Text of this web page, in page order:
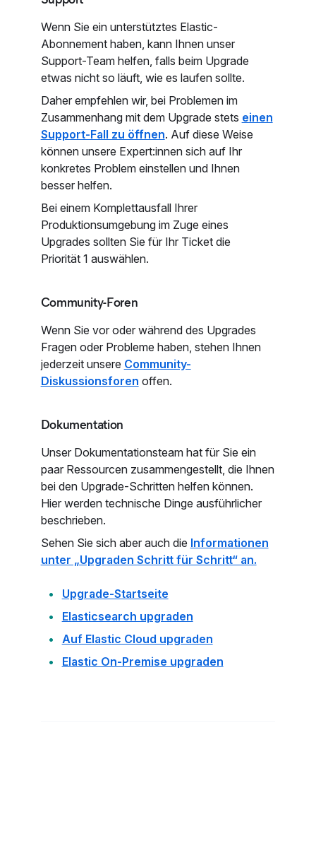
Wenn Sie ein unterstütztes Elastic-
Abonnement haben, kann Ihnen unser
Support-Team helfen, falls beim Upgrade
etwas nicht so läuft, wie es laufen sollte.
Daher empfehlen wir, bei Problemen im
Zusammenhang mit dem Upgrade stets einen
Support-Fall zu öffnen. Auf diese Weise
können unsere Expert:innen sich auf Ihr
konkretes Problem einstellen und Ihnen
besser helfen.
Bei einem Komplettausfall Ihrer
Produktionsumgebung im Zuge eines
Upgrades sollten Sie für Ihr Ticket die
Priorität 1 auswählen.
Community-Foren
Wenn Sie vor oder während des Upgrades
Fragen oder Probleme haben, stehen Ihnen
jederzeit unsere Community-
Diskussionsforen offen.
Dokumentation
Unser Dokumentationsteam hat für Sie ein
paar Ressourcen zusammengestellt, die Ihnen
bei den Upgrade-Schritten helfen können.
Hier werden technische Dinge ausführlicher
beschrieben.
Sehen Sie sich aber auch die Informationen
unter „Upgraden Schritt für Schritt“ an.
Upgrade-Startseite
Elasticsearch upgraden
Auf Elastic Cloud upgraden
Elastic On-Premise upgraden